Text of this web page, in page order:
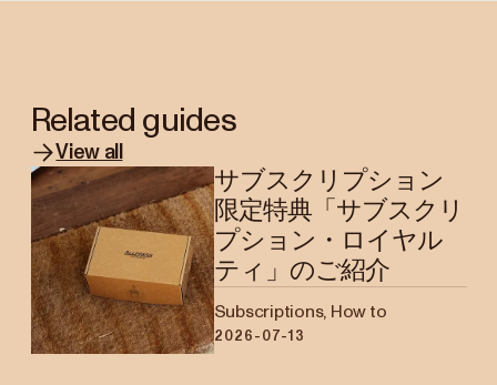
Related guides
View all
サブスクリプション
限定特典「サブスクリ
プション・ロイヤル
ティ」のご紹介
Subscriptions, How to
2026-07-13